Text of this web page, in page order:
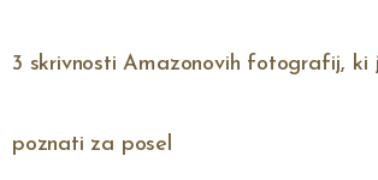
3 skrivnosti Amazonovih fotografij, ki
poznati za posel